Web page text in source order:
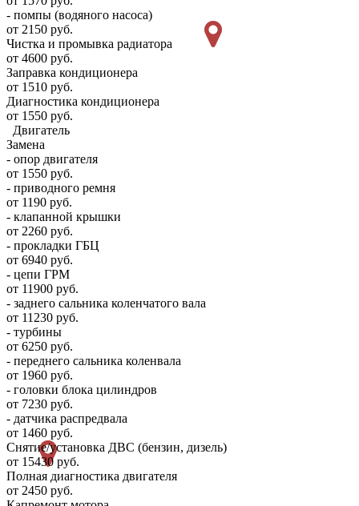
- помпы (водяного насоса)
от 2150 руб.
Чистка и промывка радиатора
от 4600 руб.
Заправка кондиционера
от 1510 руб.
Диагностика кондиционера
от 1550 руб.
Двигатель
Замена
- опор двигателя
от 1550 руб.
- приводного ремня
от 1190 руб.
- клапанной крышки
от 2260 руб.
- прокладки ГБЦ
от 6940 руб.
- цепи ГРМ
от 11900 руб.
- заднего сальника коленчатого вала
от 11230 руб.
- турбины
от 6250 руб.
- переднего сальника коленвала
от 1960 руб.
- головки блока цилиндров
от 7230 руб.
- датчика распредвала
от 1460 руб.
Снятие/установка ДВС (бензин, дизель)
от 15430 руб.
Полная диагностика двигателя
от 2450 руб.